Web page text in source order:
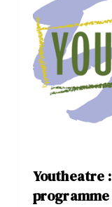
Youtheatre
programme